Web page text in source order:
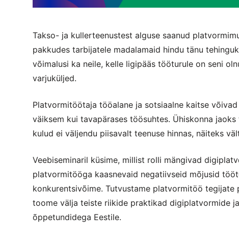
Takso- ja kullerteenustest alguse saanud
pakkudes tarbijatele madalamaid hindu tänu
võimalusi ka neile, kelle ligipääs tööturule on seni
varjuküljed.
Platvormitöötaja tööalane ja sotsiaalne kaitse
väiksem kui tavapärases töösuhtes. Ühiskonna
kulud ei väljendu piisavalt teenuse hinnas, näiteks
Veebiseminaril küsime, millist rolli mängivad
platvormitööga kaasnevaid negatiivseid mõjusid
konkurentsivõime. Tutvustame platvormitöö
toome välja teiste riikide praktikad digiplatvormide
õppetundidega Eestile.